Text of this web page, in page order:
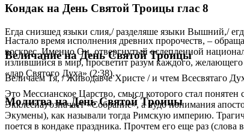
Настало время исполнения древних пророчеств, –
воскрес. Именно Он, отвергнутый ослепленной
излившийся в мир, просветит разум каждого,
«дар Святого Духа» (2:38).
Это Мессианское Царство, смысл которого стал
Экклесиа) означает «Собрание», а чудо понимания
Экумены), как называли тогда Римскую империю.
поется в кондаке праздника. Прочтем его еще раз
Кондак на День Святой Троицы глас 8
Егда снизшед языки слия,/ разделяше языки Вышний,/
Величание на День Святой Троицы
Величаем Тя, / Живодавче Христе / и чтем Всесвятаго
Молитва на День Святой Троицы